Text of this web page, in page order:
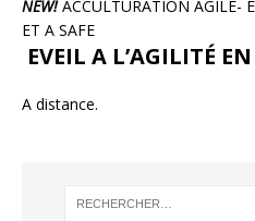
NEW!ACCULTURATION AGILE-
ET A SAFE
EVEIL A L’AGILITÉ
A distance.